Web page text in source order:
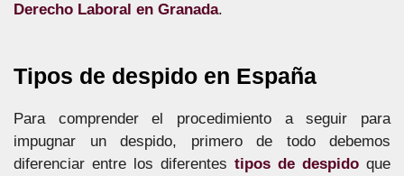
Derecho Laboral en Granada.
Tipos de despido en España
Para comprender el procedimiento a seguir para
impugnar un despido, primero de todo debemos
diferenciar entre los diferentes tipos de despido que